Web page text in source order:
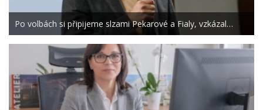
Po volbách si připijeme slzami Pekarové a Fialy, vzkázal…